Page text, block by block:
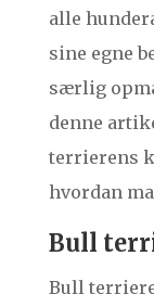
alle
sine egne
særlig
denne
terrierens
hvordan
Bull
Bull